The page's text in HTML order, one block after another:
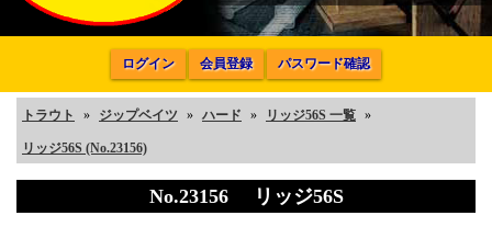
ログイン 会員登録 パスワード確認
トラウト » ジップベイツ » ハード » リッジ56S 一覧 »
リッジ56S (No.23156)
No.23156 リッジ56S